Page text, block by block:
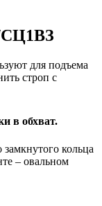
для подъема
строп с
в обхват.
кольца
– овальном